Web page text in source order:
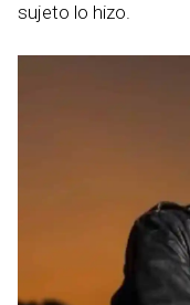
sujeto lo hizo.